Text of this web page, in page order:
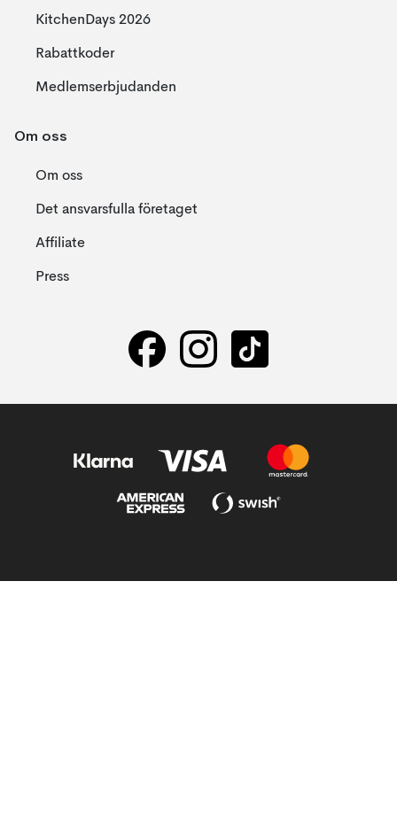
KitchenDays 2026
Rabattkoder
Medlemserbjudanden
Om oss
Om oss
Det ansvarsfulla företaget
Affiliate
Press